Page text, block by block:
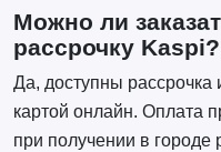
Можно ли
рассрочку Kaspi?
Да, доступны рассрочка
картой онлайн. Оплата
при получении в городе